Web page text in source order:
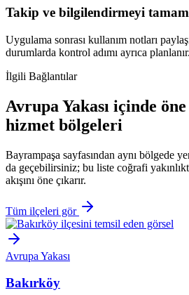
Takip ve bilgilendirmeyi
Uygulama sonrası kullanım notları
durumlarda kontrol adımı ayrıca planlanır.
İlgili Bağlantılar
Avrupa Yakası içinde
hizmet bölgeleri
Bayrampaşa sayfasından aynı bölgede
da geçebilirsiniz; bu liste coğrafi
akışını öne çıkarır.
Tüm ilçeleri gör
Avrupa Yakası
Bakırköy